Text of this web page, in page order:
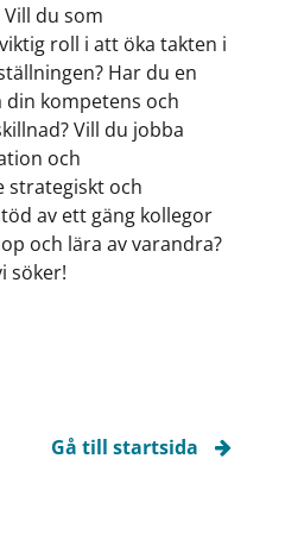
du som
roll i att öka takten i
Har du en
kompetens och
Vill du jobba
och
strategiskt och
av ett gäng kollegor
och lära av varandra?
söker!
Gå till startsida